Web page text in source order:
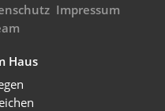
Impressum
Haus